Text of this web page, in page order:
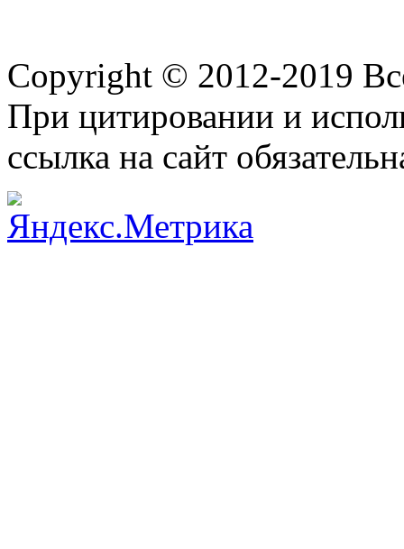
Copyright © 2012-2019
При цитировании и
ссылка на сайт